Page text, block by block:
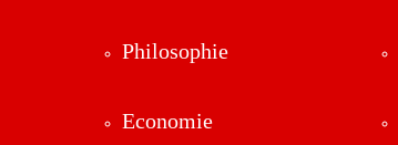
Philosophie
Economie